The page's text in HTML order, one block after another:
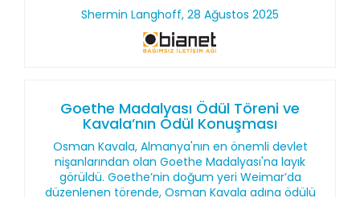
Shermin Langhoff, 28 Ağustos 2025
Goethe Madalyası Ödül Töreni ve
Kavala’nın Ödül Konuşması
Osman Kavala, Almanya'nın en önemli devlet
nişanlarından olan Goethe Madalyası'na layık
görüldü. Goethe’nin doğum yeri Weimar’da
düzenlenen törende, Osman Kavala adına ödülü